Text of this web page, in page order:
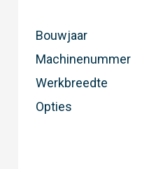
Bouwjaar
Machinenummer
Werkbreedte
Opties